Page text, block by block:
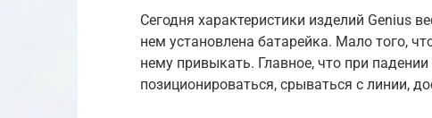
Сегодня характеристики изделий Genius
нем установлена батарейка. Мало того,
нему привыкать. Главное, что при
позиционироваться, срываться с линии,